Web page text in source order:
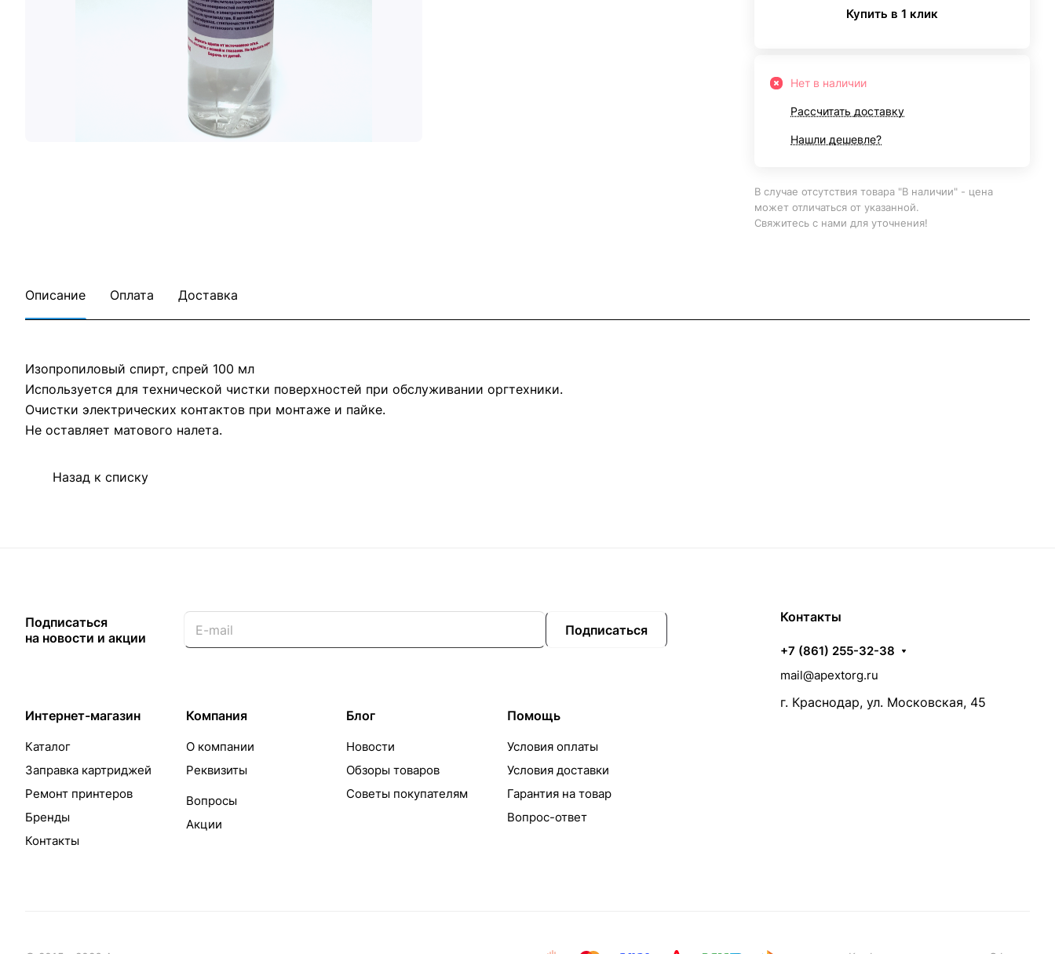
Купить в 1 клик
Нет в наличии
Рассчитать доставку
Нашли дешевле?
В случае отсутствия товара "В наличии" - цена
может отличаться от указанной.
Свяжитесь с нами для уточнения!
Описание Оплата Доставка
Изопропиловый спирт, спрей 100 мл
Используется для технической чистки поверхностей при обслуживании оргтехники.
Очистки электрических контактов при монтаже и пайке.
Не оставляет матового налета.
Назад к списку
Подписаться
на новости и акции
Подписаться
Интернет-магазин
Каталог
Заправка картриджей
Ремонт принтеров
Бренды
Контакты
Компания
О компании
Реквизиты
Вопросы
Акции
Блог
Новости
Обзоры товаров
Советы покупателям
Помощь
Условия оплаты
Условия доставки
Гарантия на товар
Вопрос-ответ
Контакты
+7 (861) 255-32-38
mail@apextorg.ru
г. Краснодар, ул. Московская, 45